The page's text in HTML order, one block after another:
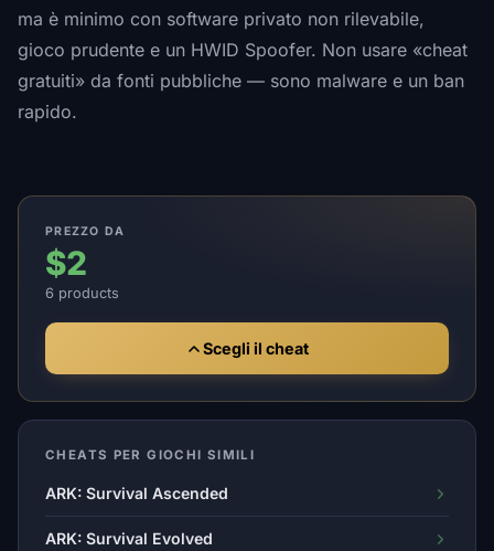
ma è minimo con software privato non rilevabile,
gioco prudente e un HWID Spoofer. Non usare «cheat
gratuiti» da fonti pubbliche — sono malware e un ban
rapido.
PREZZO DA
$2
6 products
Scegli il cheat
CHEATS PER GIOCHI SIMILI
ARK: Survival Ascended
ARK: Survival Evolved